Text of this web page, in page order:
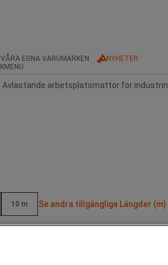
VÅRA EGNA VARUMÄRKEN NYHETER
Avlastande arbetsplatsmattor för industrin
10 m Se andra tillgängliga Längder (m)